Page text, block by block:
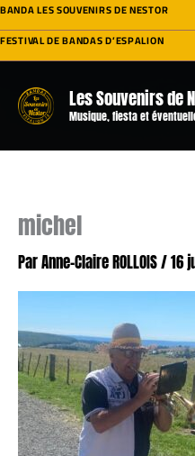
Aller
au
contenu
BANDA LES SOUVENIRS DE NESTOR
FESTIVAL DE BANDAS D’ESPALION
Les Souvenirs de
Musique, fiesta et
michel
ParAnne-Claire ROLLOIS/16